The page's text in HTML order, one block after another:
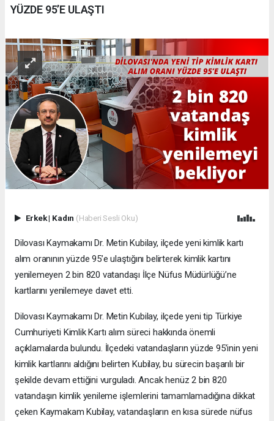
YÜZDE 95’E ULAŞTI
Erkek| Kadın (Haberi Sesli Oku)
Dilovası Kaymakamı Dr. Metin Kubilay, ilçede yeni kimlik kartı
alım oranının yüzde 95’e ulaştığını belirterek kimlik kartını
yenilemeyen 2 bin 820 vatandaşı İlçe Nüfus Müdürlüğü’ne
kartlarını yenilemeye davet etti.
Dilovası Kaymakamı Dr. Metin Kubilay, ilçede yeni tip Türkiye
Cumhuriyeti Kimlik Kartı alım süreci hakkında önemli
açıklamalarda bulundu. İlçedeki vatandaşların yüzde 95’inin yeni
kimlik kartlarını aldığını belirten Kubilay, bu sürecin başarılı bir
şekilde devam ettiğini vurguladı. Ancak henüz 2 bin 820
vatandaşın kimlik yenileme işlemlerini tamamlamadığına dikkat
çeken Kaymakam Kubilay, vatandaşların en kısa sürede nüfus